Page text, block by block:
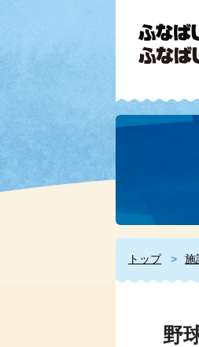
トップ 施
野